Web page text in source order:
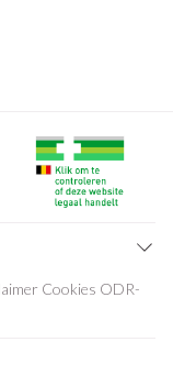
Cookies ODR-